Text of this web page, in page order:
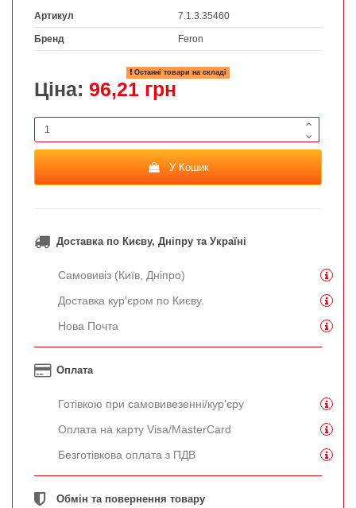
Артикул 7.1.3.35460
Бренд Feron
Останні товари на складі
Ціна: 96,21 грн
У Кошик
Доставка по Києву, Дніпру та Україні
Самовивіз (Київ, Дніпро)
Доставка кур'єром по Києву.
Нова Почта
Оплата
Готівкою при самовивезенні/кур'єру
Оплата на карту Visa/MasterCard
Безготівкова оплата з ПДВ
Обмін та повернення товару